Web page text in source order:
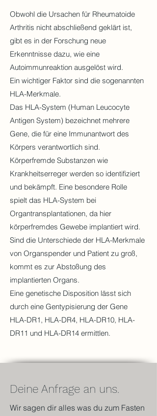
Obwohl die Ursachen für Rheumatoide
Arthritis nicht abschließend geklärt ist,
gibt es in der Forschung neue
Erkenntnisse dazu, wie eine
Autoimmunreaktion ausgelöst wird.
Ein wichtiger Faktor sind die sogenannten
HLA-Merkmale.
Das HLA-System (Human Leucocyte
Antigen System) bezeichnet mehrere
Gene, die für eine Immunantwort des
Körpers verantwortlich sind.
Körperfremde Substanzen wie
Krankheitserreger werden so identifiziert
und bekämpft. Eine besondere Rolle
spielt das HLA-System bei
Organtransplantationen, da hier
körperfremdes Gewebe implantiert wird.
Sind die Unterschiede der HLA-Merkmale
von Organspender und Patient zu groß,
kommt es zur Abstoßung des
implantierten Organs.
Eine genetische Disposition lässt sich
durch eine Gentypisierung der Gene
HLA-DR1, HLA-DR4, HLA-DR10, HLA-
DR11 und HLA-DR14 ermittlen.
Deine Anfrage an uns.
Wir sagen dir alles was du zum Fasten